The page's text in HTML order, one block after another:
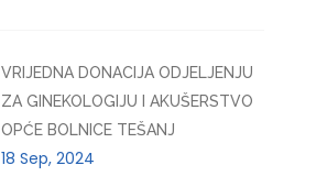
VRIJEDNA DONACIJA ODJELJENJU
ZA GINEKOLOGIJU I AKUŠERSTVO
OPĆE BOLNICE TEŠANJ
18 Sep, 2024